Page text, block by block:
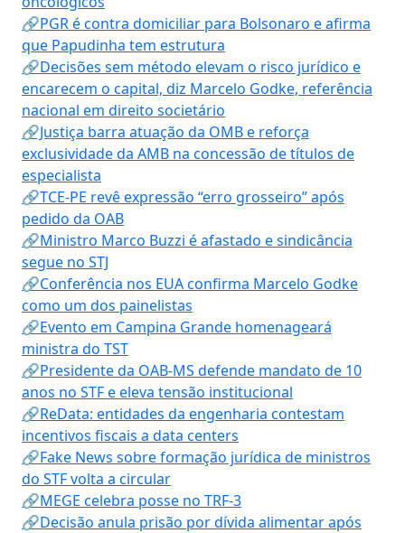
🔗PGR é contra domiciliar para Bolsonaro e afirma
que Papudinha tem estrutura
🔗Decisões sem método elevam o risco jurídico e
encarecem o capital, diz Marcelo Godke, referência
nacional em direito societário
🔗Justiça barra atuação da OMB e reforça
exclusividade da AMB na concessão de títulos de
especialista
🔗TCE-PE revê expressão “erro grosseiro” após
pedido da OAB
🔗Ministro Marco Buzzi é afastado e sindicância
segue no STJ
🔗Conferência nos EUA confirma Marcelo Godke
como um dos painelistas
🔗Evento em Campina Grande homenageará
ministra do TST
🔗Presidente da OAB-MS defende mandato de 10
anos no STF e eleva tensão institucional
🔗ReData: entidades da engenharia contestam
incentivos fiscais a data centers
🔗Fake News sobre formação jurídica de ministros
do STF volta a circular
🔗MEGE celebra posse no TRF-3
🔗Decisão anula prisão por dívida alimentar após